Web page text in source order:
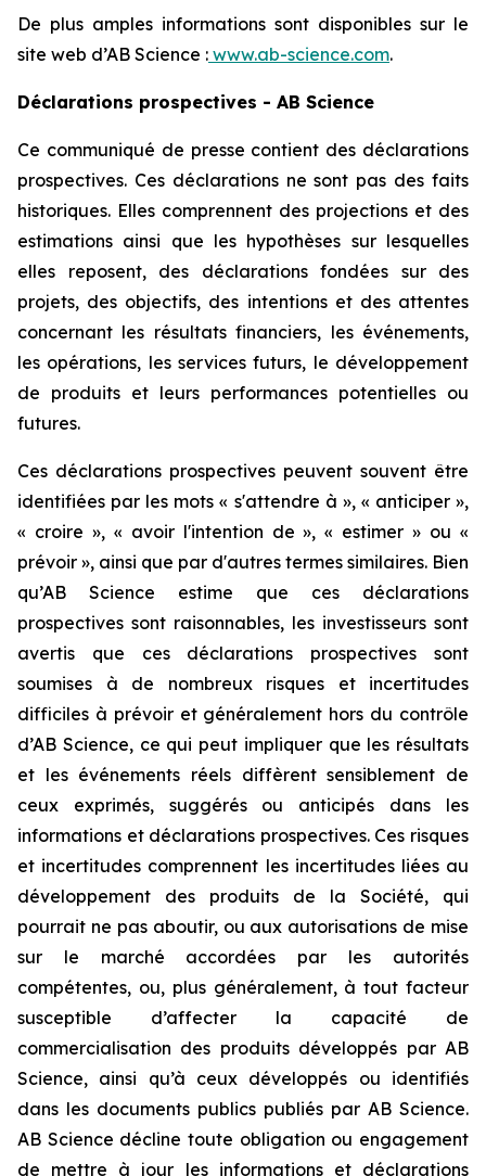
De plus amples informations sont disponibles sur le
site web d’AB Science : www.ab-science.com.
Déclarations prospectives - AB Science
Ce communiqué de presse contient des déclarations
prospectives. Ces déclarations ne sont pas des faits
historiques. Elles comprennent des projections et des
estimations ainsi que les hypothèses sur lesquelles
elles reposent, des déclarations fondées sur des
projets, des objectifs, des intentions et des attentes
concernant les résultats financiers, les événements,
les opérations, les services futurs, le développement
de produits et leurs performances potentielles ou
futures.
Ces déclarations prospectives peuvent souvent être
identifiées par les mots « s'attendre à », « anticiper »,
« croire », « avoir l'intention de », « estimer » ou «
prévoir », ainsi que par d'autres termes similaires. Bien
qu’AB Science estime que ces déclarations
prospectives sont raisonnables, les investisseurs sont
avertis que ces déclarations prospectives sont
soumises à de nombreux risques et incertitudes
difficiles à prévoir et généralement hors du contrôle
d’AB Science, ce qui peut impliquer que les résultats
et les événements réels diffèrent sensiblement de
ceux exprimés, suggérés ou anticipés dans les
informations et déclarations prospectives. Ces risques
et incertitudes comprennent les incertitudes liées au
développement des produits de la Société, qui
pourrait ne pas aboutir, ou aux autorisations de mise
sur le marché accordées par les autorités
compétentes, ou, plus généralement, à tout facteur
susceptible d’affecter la capacité de
commercialisation des produits développés par AB
Science, ainsi qu’à ceux développés ou identifiés
dans les documents publics publiés par AB Science.
AB Science décline toute obligation ou engagement
de mettre à jour les informations et déclarations